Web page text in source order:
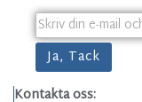
Kontakta oss: